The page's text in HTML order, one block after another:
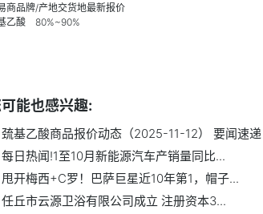
商品牌/产地交货地最新报价
乙酸 80%~90%
能也感兴趣:
巯基乙酸商品报价动态（2025-11-12） 要闻速递
每日热闻!1至10月新能源汽车产销量同比...
甩开梅西+C罗！巴萨巨星近10年第1，帽子...
任丘市云源卫浴有限公司成立 注册资本3...